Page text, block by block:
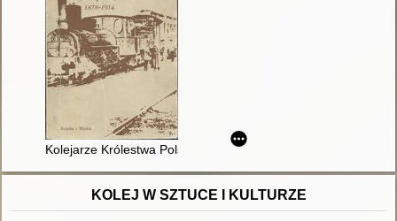
Kolejarze Królestwa Polskiego : Walki klasowe i życie
KOLEJ W SZTUCE I KULTURZE